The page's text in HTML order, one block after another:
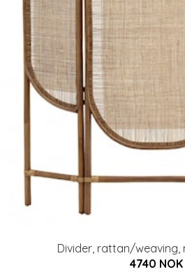
Divider, rattan/weaving,
4740 NOK